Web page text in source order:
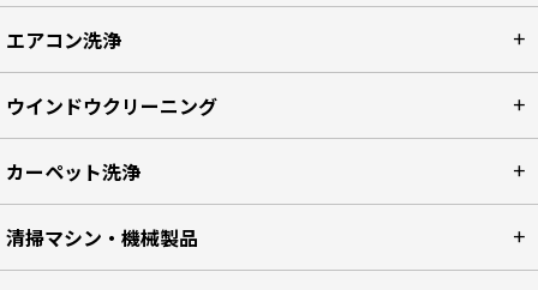
エアコン洗浄
ウインドウクリーニング
カーペット洗浄
清掃マシン・機械製品